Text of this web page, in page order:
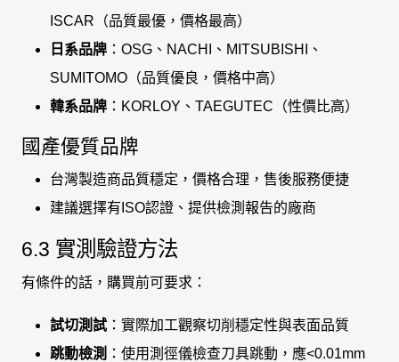
ISCAR（品質最優，價格最高）
日系品牌 ：OSG、NACHI、MITSUBISHI、
SUMITOMO（品質優良，價格中高）
韓系品牌 ：KORLOY、TAEGUTEC（性價比高）
國產優質品牌
台灣製造商品質穩定，價格合理，售後服務便捷
建議選擇有ISO認證、提供檢測報告的廠商
6.3 實測驗證方法
有條件的話，購買前可要求：
試切測試：實際加工觀察切削穩定性與表面品質
跳動檢測 ：使用測徑儀檢查刀具跳動，應<0.01mm